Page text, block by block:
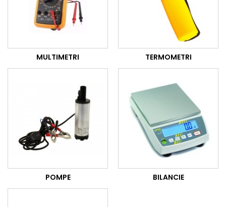
MULTIMETRI TERMOMETRI
POMPE BILANCIE